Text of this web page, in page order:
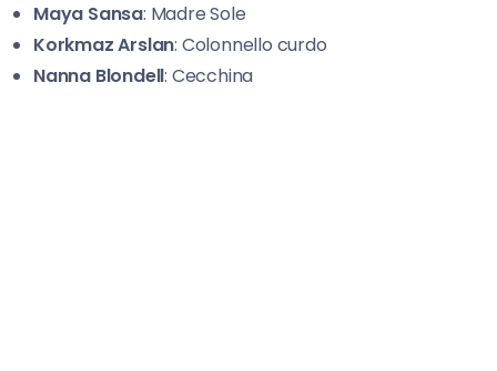
Maya Sansa: Madre Sole
Korkmaz Arslan: Colonnello curdo
Nanna Blondell: Cecchina